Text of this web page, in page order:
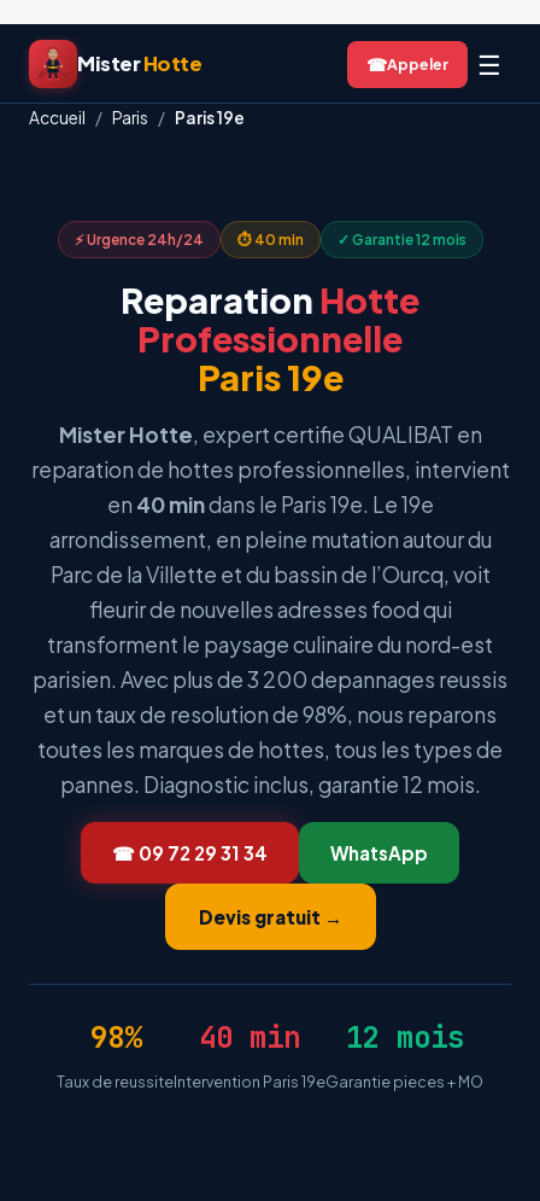
Aller
contenu
MisterHotte ☎ ☰
Accueil / Paris / Paris 19e
⚡ Urgence 24h/24 ⏱ 40 min ✓ Garantie 12 mois
Reparation Hotte
Professionnelle
Paris 19e
Mister Hotte, expert certifie QUALIBAT en
reparation de hottes professionnelles, intervient
en 40 mindans le Paris 19e. Le 19e
arrondissement, en pleine mutation autour du
Parc de la Villette et du bassin de l’Ourcq, voit
fleurir de nouvelles adresses food qui
transforment le paysage culinaire du nord-est
parisien. Avec plus de 3 200 depannages reussis
et un taux de resolution de 98%, nous reparons
toutes les marques de hottes, tous les types de
pannes. Diagnostic inclus, garantie 12 mois.
☎ 09 72 29 31 34 WhatsApp
Devis gratuit →
98%
Taux de reussite
40 min
Intervention Paris 19e
12 mois
Garantie pieces + MO